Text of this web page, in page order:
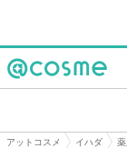
アットコスメ イハダ